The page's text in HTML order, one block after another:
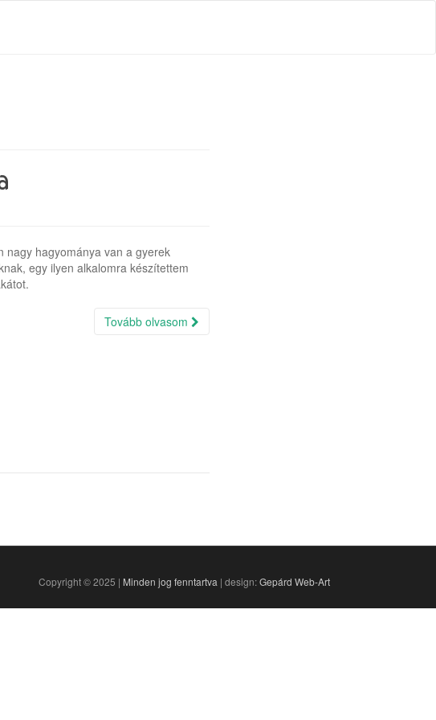
nagy hagyománya van a gyerek
egy ilyen alkalomra készítettem
Tovább olvasom
Copyright © 2025 | Minden jog fenntartva | design:Gepárd Web-Art